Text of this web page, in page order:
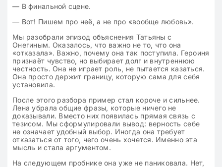
— В финальной сцене.
— Вот! Пишем про неё, а не про «вообще любовь».
Мы разобрали эпизод объяснения Татьяны с
Онегиным. Оказалось, что важно не то, что она
«отказала». Важно, почему она так поступила. Героиня
признаёт чувство, но выбирает долг и внутреннюю
честность. Она не играет роль, не пытается казаться.
Она просто держит границу, которую сама для себя
установила.
После этого разбора пример стал короче и сильнее.
Лена убрала общие фразы, которые ничего не
доказывали. Вместо них появилась прямая связь с
тезисом. Мы сформулировали вывод: верность себе
не означает удобный выбор. Иногда она требует
отказаться от того, чего очень хочется. Именно эта
мысль и стала аргументом.
На следующем пробнике она уже не паниковала. Нет,